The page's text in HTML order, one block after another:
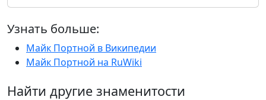
Узнать больше:
Майк Портной в Википедии
Майк Портной на RuWiki
Найти другие знаменитости